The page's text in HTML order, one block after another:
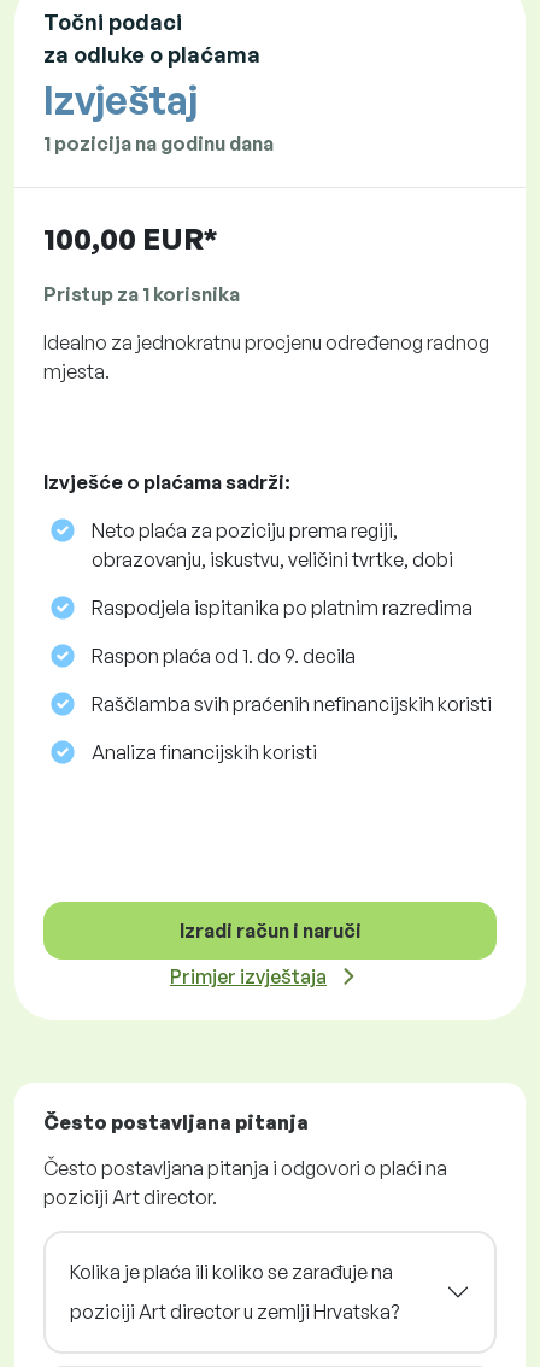
Točni podaci
za odluke o plaćama
Izvještaj
1 pozicija na godinu dana
100,00 EUR*
Pristup za 1 korisnika
Idealno za jednokratnu procjenu određenog radnog
mjesta.
Izvješće o plaćama sadrži:
Neto plaća za poziciju prema regiji,
obrazovanju, iskustvu, veličini tvrtke, dobi
Raspodjela ispitanika po platnim razredima
Raspon plaća od 1. do 9. decila
Raščlamba svih praćenih nefinancijskih koristi
Analiza financijskih koristi
Izradi račun i naruči
Primjer izvještaja
Često postavljana pitanja
Često postavljana pitanja i odgovori o plaći na
poziciji Art director.
Kolika je plaća ili koliko se zarađuje na
poziciji Art director u zemlji Hrvatska?